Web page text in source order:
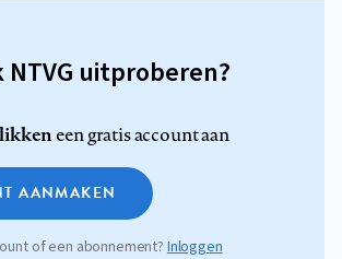
NTVG uitproberen?
een gratis account aan
AANMAKEN
of een abonnement? Inloggen